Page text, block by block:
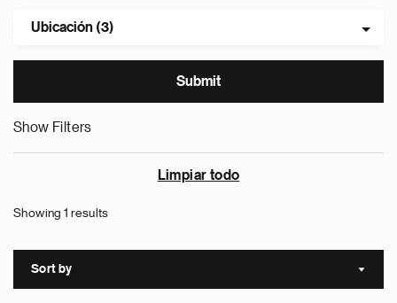
Ubicación (3)
Show Filters
Limpiar todo
Showing 1 results
Sort by Sort